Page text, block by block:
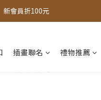
超取免運｜滿1500宅配免運
新會員折100元
超取免運｜滿1500宅配免運
插畫聯名 禮物推薦